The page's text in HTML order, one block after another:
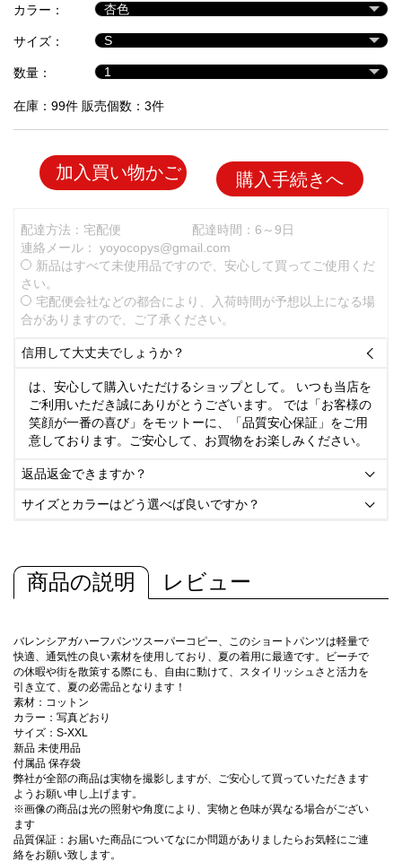
ル
品
カラー：
サイズ：
数量：
在庫：99件 販売個数：3件
加入買い物かご 購入手続きへ
配達方法：宅配便
配達時間：6～9日
連絡メール： yoyocopys@gmail.com
新品はすべて未使用品ですので、安心して買ってご使用くだ
さい。
宅配便会社などの都合により、入荷時間が予想以上になる場
合がありますので、ご了承ください。
信用して大丈夫でしょうか？ 
は、安心して購入いただけるショップとして。 いつも当店を
ご利用いただき誠にありがとうございます。 では「お客様の
笑顔が一番の喜び」をモットーに、「品質安心保証」をご用
意しております。ご安心して、お買物をお楽しみください。
返品返金できますか？ 
サイズとカラーはどう選べば良いですか？ 
商品の説明 レビュー
バレンシアガハーフパンツスーパーコピー、このショートパンツは軽量で
快適、通気性の良い素材を使用しており、夏の着用に最適です。ビーチで
の休暇や街を散策する際にも、自由に動けて、スタイリッシュさと活力を
引き立て、夏の必需品となります！
素材：コットン
カラー：写真どおり
サイズ：S-XXL
新品 未使用品
付属品 保存袋
弊社が全部の商品は実物を撮影しますが、ご安心して買っていただきます
ようお願い申し上げます。
※画像の商品は光の照射や角度により、実物と色味が異なる場合がござい
ます
品質保証：お届いた商品についてなにか問題がありましたらお気軽にご連
絡をお願い致します。